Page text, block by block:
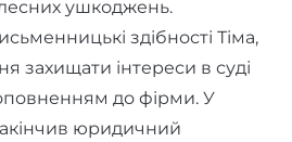
ушкоджень.
здібності Тіма,
захищати інтереси в суді
до фірми. У
юридичний